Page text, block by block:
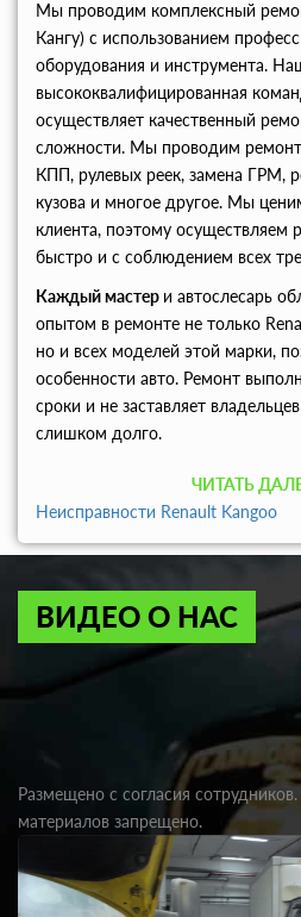
Мы проводим комплексный
Кангу) с использованием
оборудования и инструмента.
высококвалифицированная
осуществляет качественный
сложности. Мы проводим ремонт
КПП, рулевых реек, замена ГРМ,
кузова и многое другое. Мы
клиента, поэтому осуществляем
быстро и с соблюдением всех
Каждый мастер и автослесарь
опытом в ремонте не только
но и всех моделей этой марки,
особенности авто. Ремонт
сроки и не заставляет
слишком долго.
ЧИТАТЬ
Неисправности Renault Kangoo
ВИДЕО О НАС
Размещено с согласия
материалов запрещено.